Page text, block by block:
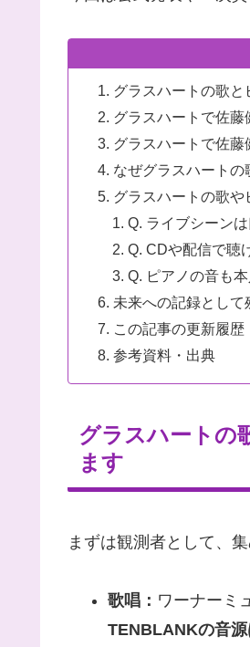
グラスハートの歌
グラスハートで佐
グラスハートで佐
なぜグラスハート
グラスハートの歌
Q. ライブシーン
Q. CDや配信で聴
Q. ピアノの音も
未来への記録とし
この記事の更新履歴
参考資料・出典
グラスハートの
ます
まずは観測者として、
歌唱： ワーナーミ
TENBLANKの音